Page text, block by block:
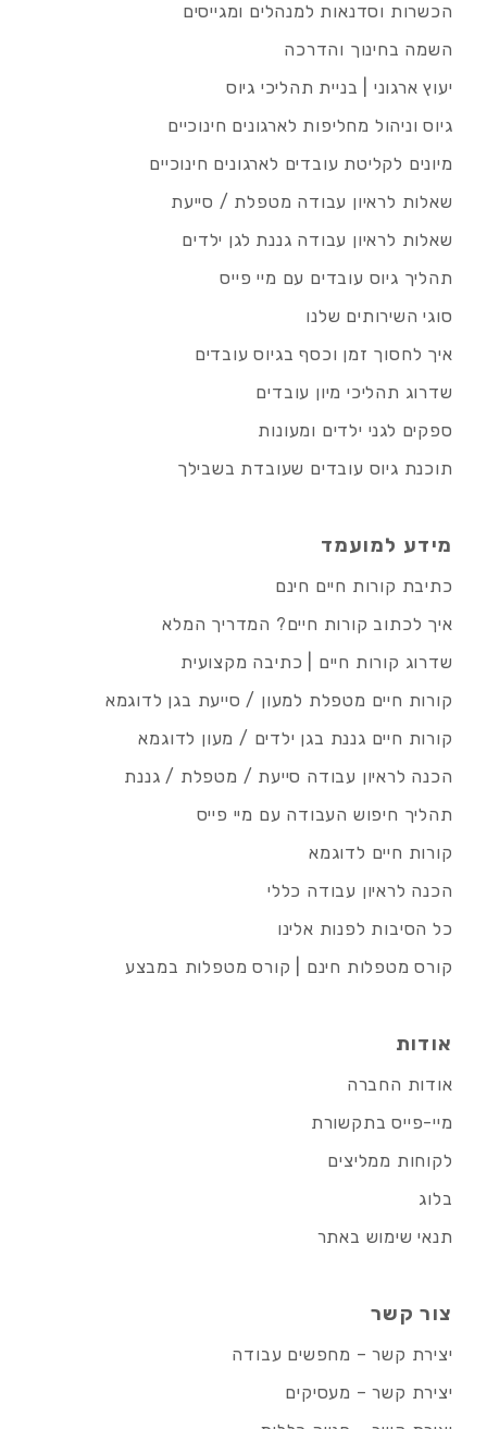
הכשרות וסדנאות למנהלים ומגייסים
השמה בחינוך והדרכה
יעוץ ארגוני | בניית תהליכי גיוס
גיוס וניהול מחליפות לארגונים חינוכיים
מיונים לקליטת עובדים לארגונים חינוכיים
שאלות לראיון עבודה מטפלת / סייעת
שאלות לראיון עבודה גננת לגן ילדים
תהליך גיוס עובדים עם מיי פייס
סוגי השירותים שלנו
איך לחסוך זמן וכסף בגיוס עובדים
שדרוג תהליכי מיון עובדים
ספקים לגני ילדים ומעונות
תוכנת גיוס עובדים שעובדת בשבילך
מידע למועמד
כתיבת קורות חיים חינם
איך לכתוב קורות חיים? המדריך המלא
שדרוג קורות חיים | כתיבה מקצועית
קורות חיים מטפלת למעון / סייעת בגן לדוגמא
קורות חיים גננת בגן ילדים / מעון לדוגמא
הכנה לראיון עבודה סייעת / מטפלת / גננת
תהליך חיפוש העבודה עם מיי פייס
קורות חיים לדוגמא
הכנה לראיון עבודה כללי
כל הסיבות לפנות אלינו
קורס מטפלות חינם | קורס מטפלות במבצע
אודות
אודות החברה
מיי-פייס בתקשורת
לקוחות ממליצים
בלוג
תנאי שימוש באתר
צור קשר
יצירת קשר – מחפשים עבודה
יצירת קשר – מעסיקים